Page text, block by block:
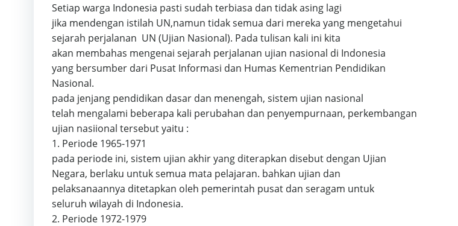
Setiap warga Indonesia pasti sudah terbiasa dan tidak asing lagi
jika mendengan istilah UN,namun tidak semua dari mereka yang mengetahui
sejarah perjalanan UN (Ujian Nasional). Pada tulisan kali ini kita
akan membahas mengenai sejarah perjalanan ujian nasional di Indonesia
yang bersumber dari Pusat Informasi dan Humas Kementrian Pendidikan
Nasional.
pada jenjang pendidikan dasar dan menengah, sistem ujian nasional
telah mengalami beberapa kali perubahan dan penyempurnaan, perkembangan
ujian nasiional tersebut yaitu :
1. Periode 1965-1971
pada periode ini, sistem ujian akhir yang diterapkan disebut dengan Ujian
Negara, berlaku untuk semua mata pelajaran. bahkan ujian dan
pelaksanaannya ditetapkan oleh pemerintah pusat dan seragam untuk
seluruh wilayah di Indonesia.
2. Periode 1972-1979